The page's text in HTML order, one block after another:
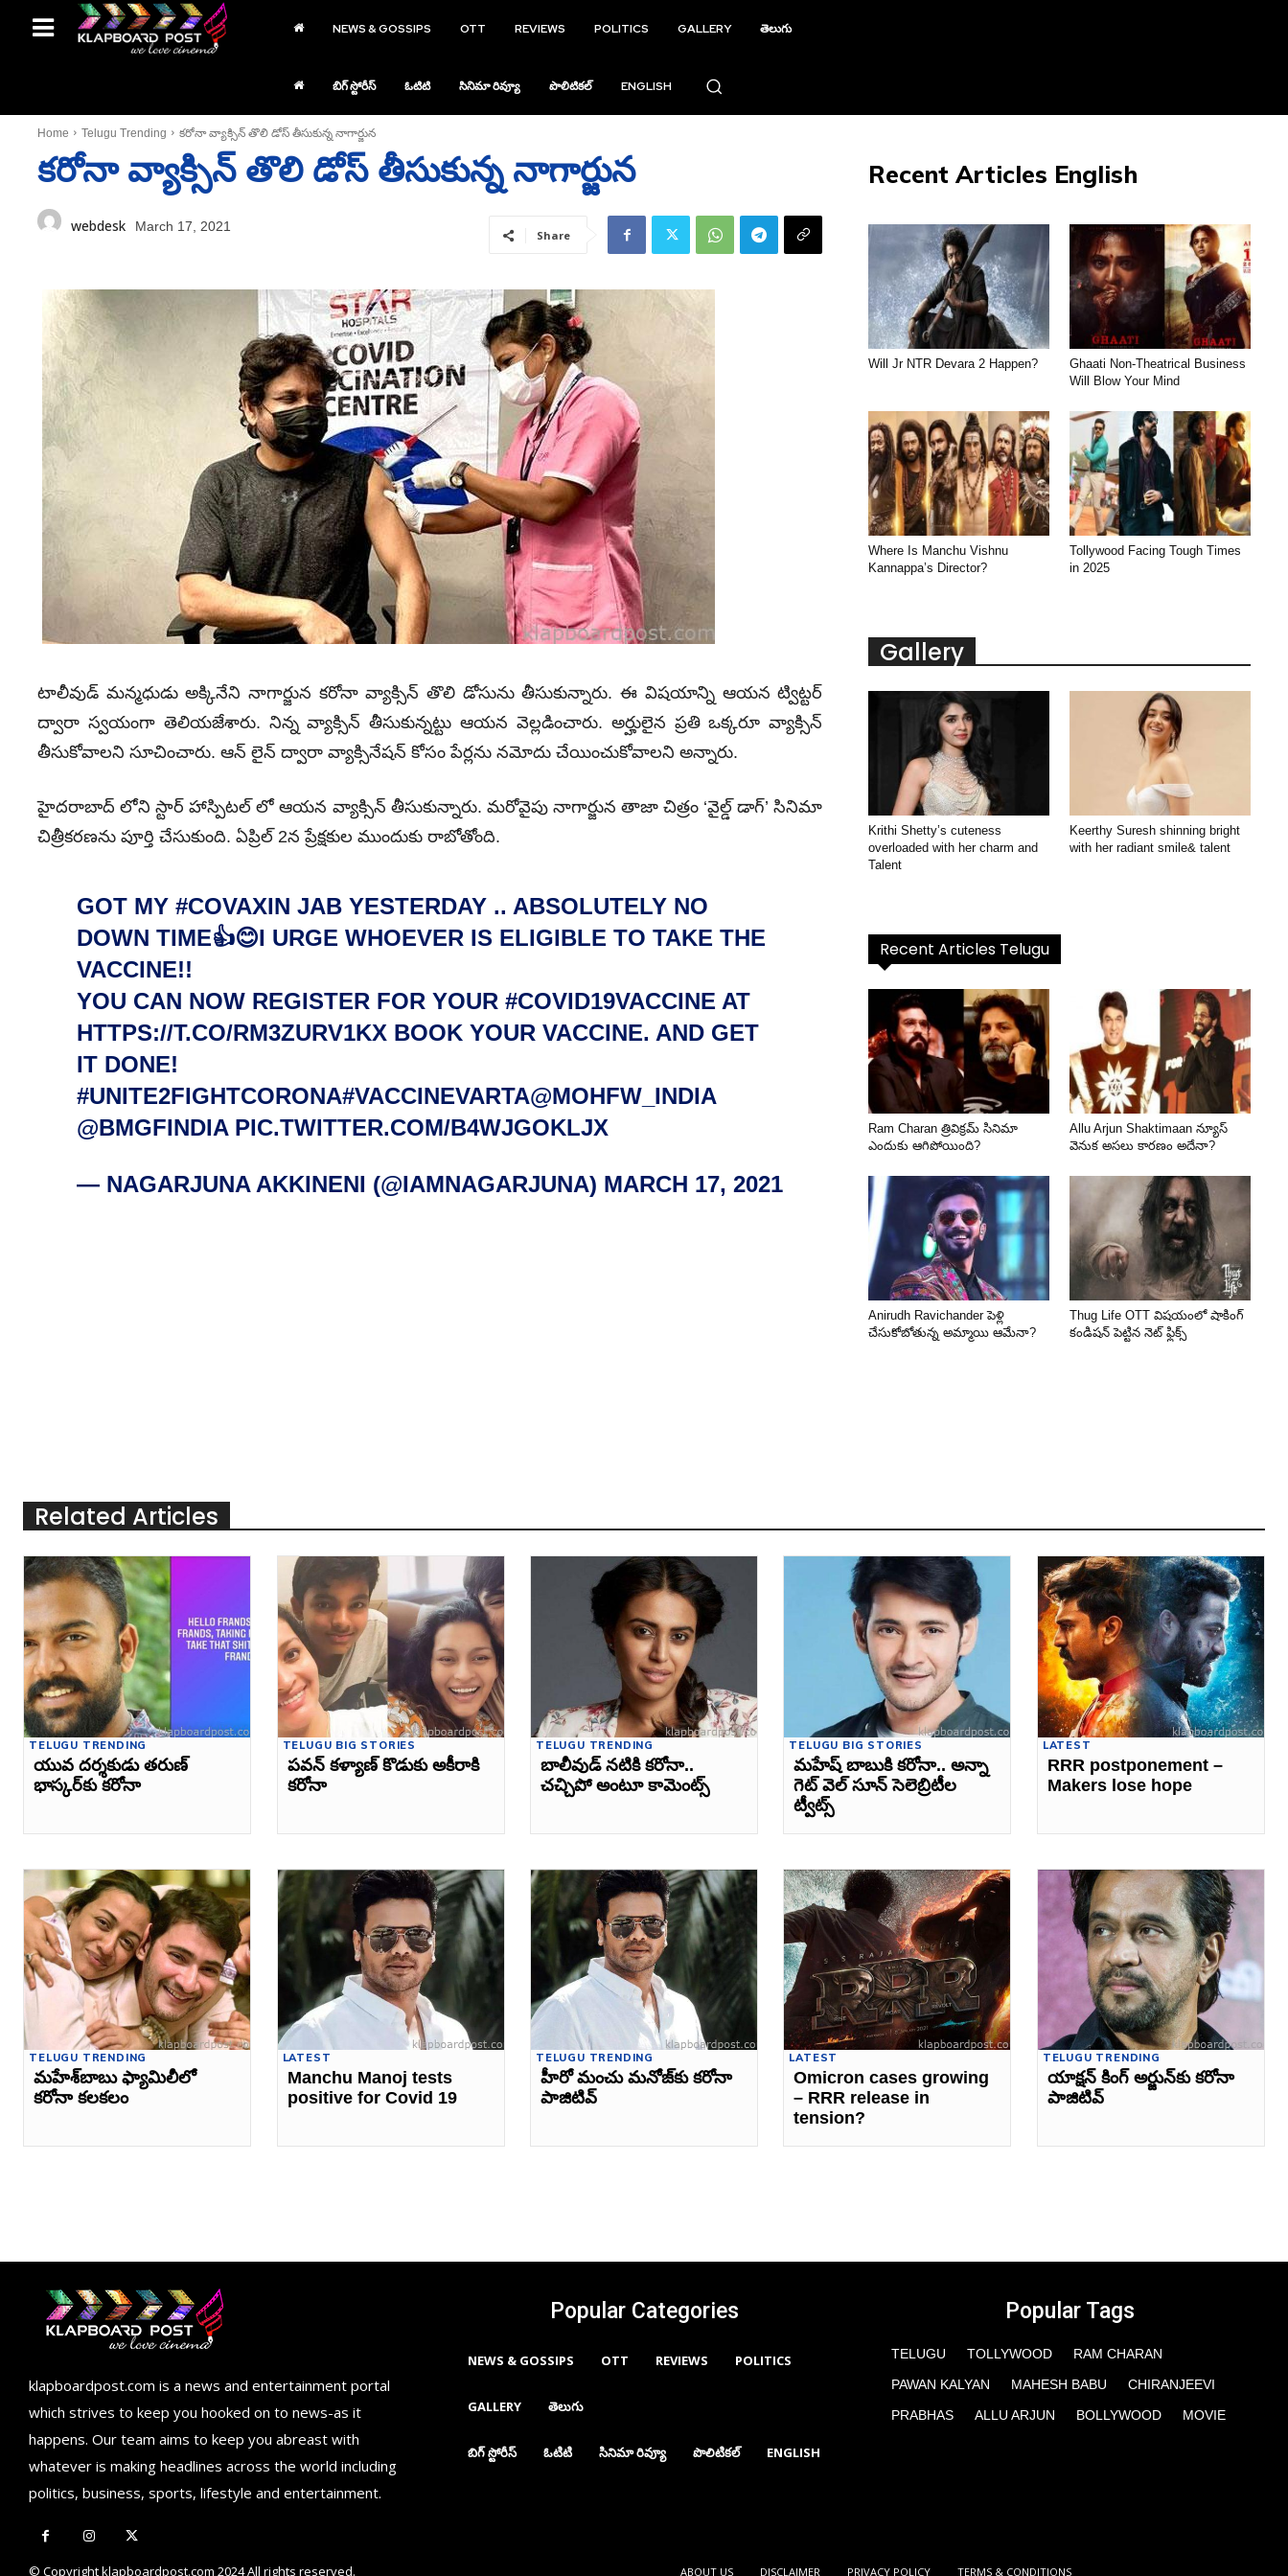
NEWS & GOSSIPS OTT REVIEWS POLITICS GALLERY తెలుగు
బిగ్ స్టోరీస్ ఓటిటి సినిమా రివ్యూ పొలిటికల్ ENGLISH
Home Telugu Trending కరోనా వ్యాక్సిన్‌ తొలి డోస్‌ తీసుకున్న నాగార్జున
కరోనా వ్యాక్సిన్‌ తొలి డోస్‌ తీసుకున్న నాగార్జున
webdesk March 17, 2021
Share
టాలీవుడ్‌ మన్మధుడు అక్కినేని నాగార్జున కరోనా వ్యాక్సిన్ తొలి డోసును తీసుకున్నారు. ఈ విషయాన్ని ఆయన ట్విట్టర్
ద్వారా స్వయంగా తెలియజేశారు. నిన్న వ్యాక్సిన్ తీసుకున్నట్టు ఆయన వెల్లడించారు. అర్హులైన ప్రతి ఒక్కరూ వ్యాక్సిన్
తీసుకోవాలని సూచించారు. ఆన్ లైన్ ద్వారా వ్యాక్సినేషన్ కోసం పేర్లను నమోదు చేయించుకోవాలని అన్నారు.
హైదరాబాద్ లోని స్టార్ హాస్పిటల్ లో ఆయన వ్యాక్సిన్ తీసుకున్నారు. మరోవైపు నాగార్జున తాజా చిత్రం ‘వైల్డ్ డాగ్’ సినిమా
చిత్రీకరణను పూర్తి చేసుకుంది. ఏప్రిల్ 2న ప్రేక్షకుల ముందుకు రాబోతోంది.
GOT MY #COVAXIN JAB YESTERDAY .. ABSOLUTELY NO
DOWN TIME👍😊I URGE WHOEVER IS ELIGIBLE TO TAKE THE
VACCINE!!
YOU CAN NOW REGISTER FOR YOUR #COVID19VACCINE AT
HTTPS://T.CO/RM3ZURV1KX BOOK YOUR VACCINE. AND GET
IT DONE!
#UNITE2FIGHTCORONA#VACCINEVARTA@MOHFW_INDIA
@BMGFINDIA PIC.TWITTER.COM/B4WJGOKLJX
— NAGARJUNA AKKINENI (@IAMNAGARJUNA) MARCH 17, 2021
Recent Articles English
Will Jr NTR Devara 2 Happen?
Ghaati Non-Theatrical Business
Will Blow Your Mind
Where Is Manchu Vishnu
Kannappa’s Director?
Tollywood Facing Tough Times
in 2025
Gallery
Krithi Shetty’s cuteness
overloaded with her charm and
Talent
Keerthy Suresh shinning bright
with her radiant smile& talent
Recent Articles Telugu
Ram Charan త్రివిక్రమ్ సినిమా
ఎందుకు ఆగిపోయింది?
Allu Arjun Shaktimaan న్యూస్
వెనుక అసలు కారణం అదేనా?
Anirudh Ravichander పెళ్లి
చేసుకోబోతున్న అమ్మాయి ఆమేనా?
Thug Life OTT విషయంలో షాకింగ్
కండిషన్ పెట్టిన నెట్ ఫ్లిక్స్
Related Articles
TELUGU TRENDING
యువ దర్శకుడు తరుణ్‌
భాస్కర్‌కు కరోనా
TELUGU BIG STORIES
పవన్‌ కళ్యాణ్‌ కొడుకు అకీరాకి
కరోనా
TELUGU TRENDING
బాలీవుడ్‌ నటికి కరోనా..
చచ్చిపో అంటూ కామెంట్స్‌
TELUGU BIG STORIES
మహేష్‌ బాబుకి కరోనా.. అన్నా
గెట్ వెల్ సూన్ సెలెబ్రిటీల
ట్వీట్స్
LATEST
RRR postponement –
Makers lose hope
TELUGU TRENDING
మహేశ్‌బాబు ఫ్యామిలీలో
కరోనా కలకలం
LATEST
Manchu Manoj tests
positive for Covid 19
TELUGU TRENDING
హీరో మంచు మనోజ్‌కు కరోనా
పాజిటివ్‌
LATEST
Omicron cases growing
– RRR release in
tension?
TELUGU TRENDING
యాక్షన్‌ కింగ్‌ అర్జున్‌కు కరోనా
పాజిటివ్‌
klapboardpost.com is a news and entertainment portal
which strives to keep you hooked on to news-as it
happens. Our team aims to keep you abreast with
whatever is making headlines across the world including
politics, business, sports, lifestyle and entertainment.
Popular Categories
NEWS & GOSSIPS OTT REVIEWS POLITICS
GALLERY తెలుగు
బిగ్ స్టోరీస్ ఓటిటి సినిమా రివ్యూ పొలిటికల్ ENGLISH
Popular Tags
TELUGU TOLLYWOOD
RAM CHARAN
PAWAN KALYAN
MAHESH BABU
CHIRANJEEVI
PRABHAS
ALLU ARJUN BOLLYWOOD MOVIE
© Copyright klapboardpost.com 2024 All rights reserved. ABOUT US DISCLAIMER PRIVACY POLICY TERMS & CONDITIONS